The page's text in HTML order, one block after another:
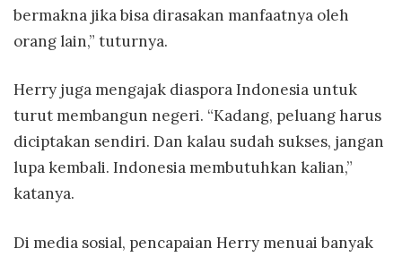
bermakna jika bisa dirasakan manfaatnya oleh
orang lain,” tuturnya.
Herry juga mengajak diaspora Indonesia untuk
turut membangun negeri. “Kadang, peluang harus
diciptakan sendiri. Dan kalau sudah sukses, jangan
lupa kembali. Indonesia membutuhkan kalian,”
katanya.
Di media sosial, pencapaian Herry menuai banyak